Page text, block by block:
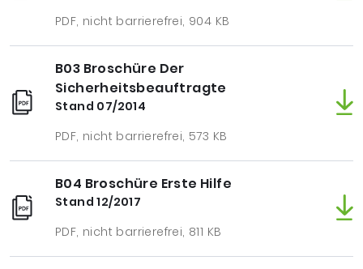
PDF, nicht barrierefrei, 904 KB
B03 Broschüre Der
Sicherheitsbeauftragte
Stand 07/2014
PDF, nicht barrierefrei, 573 KB
B04 Broschüre Erste Hilfe
Stand 12/2017
PDF, nicht barrierefrei, 811 KB